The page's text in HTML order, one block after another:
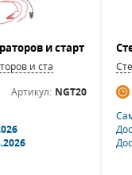
и стартеров
Артикул: NGT20